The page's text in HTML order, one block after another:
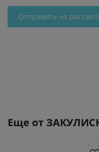
Отправить на
Еще от